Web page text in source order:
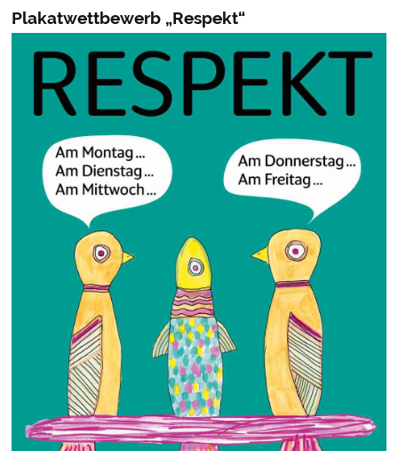
Plakatwettbewerb „Respekt“